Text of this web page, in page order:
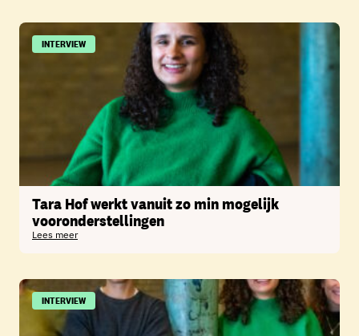
INTERVIEW
Tara Hof werkt vanuit zo min mogelijk
vooronderstellingen
Lees meer
INTERVIEW